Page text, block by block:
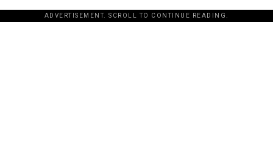
ADVERTISEMENT. SCROLL TO CONTINUE READING.